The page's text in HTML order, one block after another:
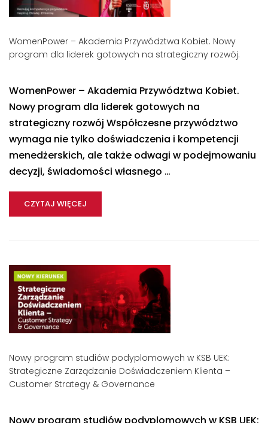
WomenPower – Akademia Przywództwa Kobiet. Nowy
program dla liderek gotowych na strategiczny rozwój.
WomenPower – Akademia Przywództwa Kobiet.
Nowy program dla liderek gotowych na
strategiczny rozwój Współczesne przywództwo
wymaga nie tylko doświadczenia i kompetencji
menedżerskich, ale także odwagi w podejmowaniu
decyzji, świadomości własnego …
CZYTAJ WIĘCEJ
Nowy program studiów podyplomowych w KSB UEK:
Strategiczne Zarządzanie Doświadczeniem Klienta –
Customer Strategy & Governance
Nowy program studiów podyplomowych w KSB UEK: